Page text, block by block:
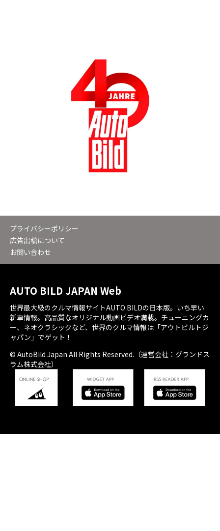
プライバシーポリシー
広告出稿について
お問い合わせ
AUTO BILD JAPAN Web
世界最大級のクルマ情報サイトAUTO BILDの日本版。いち早い
新車情報。高品質なオリジナル動画ビデオ満載。チューニングカ
ー、ネオクラシックなど、世界のクルマ情報は「アウトビルトジ
ャパン」でゲット！
© AutoBild Japan All Rights Reserved.（運営会社：グランドス
ラム株式会社）